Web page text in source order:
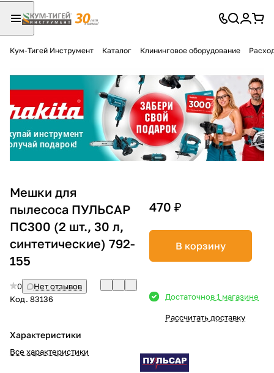
Кум-Тигей Инструмент Каталог Клининговое оборудование
Мешки для
пылесоса ПУЛЬСАР
ПС300 (2 шт., 30 л,
синтетические) 792-
155
0
Нет отзывов
Код. 83136
Характеристики
Все характеристики
470 ₽
В корзину
Достаточнов 1 магазине
Рассчитать доставку
Разбейте
оплатуна части
без переплат
График платежей
Сегодня
Добавляйте товары
Оплачивайте сегодня только
% картой любого банка